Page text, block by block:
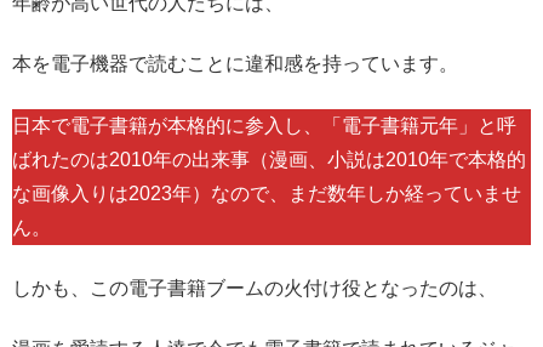
本を電子機器で読むことに違和感を持っています。
日本で電子書籍が本格的に参入し、「電子書籍元年」と呼
ばれたのは2010年の出来事（漫画、小説は2010年で本格的
な画像入りは2023年）なので、まだ数年しか経っていませ
ん。
しかも、この電子書籍ブームの火付け役となったのは、